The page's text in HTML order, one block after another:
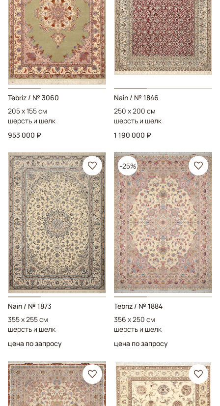
Tebriz / № 3060
205 x 155 см
шерсть и шелк
953 000 ₽
Nain / № 1846
250 x 200 см
шерсть и шелк
1 190 000 ₽
Nain / № 1873
355 x 255 см
шерсть и шелк
цена по запросу
-25%
Tebriz / № 1884
356 x 250 см
шерсть и шелк
цена по запросу